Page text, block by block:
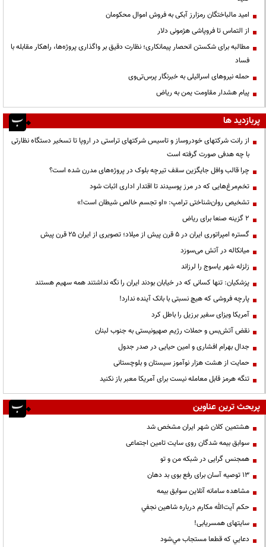
امید مالباختگان رمزارز آبکی به فروش اموال محکومان
از التماس تا فروپاشی هژمونی دلار
مطالبه برای شکستن انحصار پیمانکاری؛ نظارت دقیق بر واگذاری پروژه‌ها، راهکار مقابله با
فساد
حمله نیروهای اسرائیلی به خبرنگار پرس‌تی‌وی
پیام هشدار مقاومت یمن به ریاض
پربازدید ها
از رانت‌ شرکتهای خودروساز و تاسیس شرکتهای تراستی در اروپا تا تسخیر دستگاه نظارتی
با چه هدفی صورت گرفته است
چرا قالب وافل جایگزین سقف تیرچه بلوک در پروژه‌های مدرن شده است؟
تخم‌مرغ‌هایی که در مرز پوسیدند تا اقتدار اداری اثبات شود
تشخیص روان‌شناختی ترامپ: «او تجسم خالص شیطان است!»
۲ گزینه صنعا برای ریاض
گستره امپراتوری ایران در ۵ قرن پیش از میلاد؛ تصویری از ایران ۲۵ قرن پیش
میانکاله در آتش می‌سوزد
زلزله شهر یاسوج را لرزاند
پزشکیان: تنها کسانی که در خیابان بودند ایران را نگه نداشتند همه سهیم هستند
پارچه فروشی که هیچ نسبتی با بانک آینده ندارد!
آمریکا ویزای سفیر برزیل را باطل کرد
نقض آتش‌بس و حملات رژیم صهیونیستی به جنوب لبنان
جدال بهرام افشاری و امین حیایی در صدر جدول
حمایت از هشت هزار نوآموز سیستان و بلوچستانی
تنگه هرمز قابل معامله نیست برای آمریکا معبر باز نکنید
پربحث ترین عناوین
هشتمین کلان شهر ایران مشخص شد
سوابق بیمه شدگان روی سایت تامین اجتماعی
همجنس گرایی در شبکه من و تو
13 توصیه آسان برای رفع بوی بد دهان
مشاهده سامانه آنلاين سوابق بیمه
حكم آيت‌الله مكارم درباره شاهين نجفي
سایتهای همسریابی!
دعايي كه قطعا مستجاب مي‌شود